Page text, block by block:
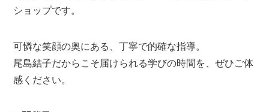
ショップです。
可憐な笑顔の奥にある、丁寧で的確な指導。
尾島結子だからこそ届けられる学びの時間を、ぜひご体
感ください。